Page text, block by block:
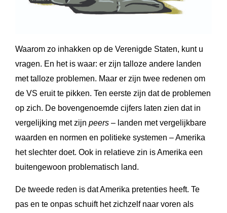
Waarom zo inhakken op de Verenigde Staten, kunt u
vragen. En het is waar: er zijn talloze andere landen
met talloze problemen. Maar er zijn twee redenen om
de VS eruit te pikken. Ten eerste zijn dat de problemen
op zich. De bovengenoemde cijfers laten zien dat in
vergelijking met zijn peers – landen met vergelijkbare
waarden en normen en politieke systemen – Amerika
het slechter doet. Ook in relatieve zin is Amerika een
buitengewoon problematisch land.
De tweede reden is dat Amerika pretenties heeft. Te
pas en te onpas schuift het zichzelf naar voren als